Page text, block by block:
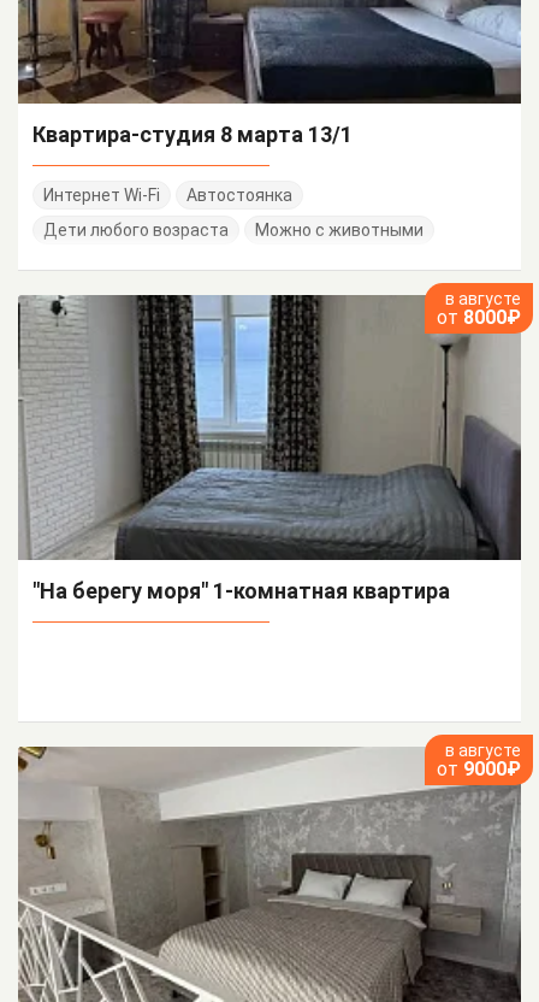
Квартира-студия 8 марта 13/1
Интернет Wi-Fi
Автостоянка
Дети любого возраста
Можно с животными
в августе
от 8000₽
"На берегу моря" 1-комнатная квартира
в августе
от 9000₽